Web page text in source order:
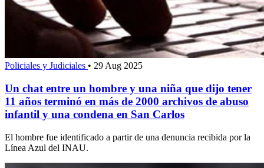
Policiales y Judiciales • 29 Aug 2025
Un chat entre un hombre y una niña que dijo tener
11 años terminó en más de 2000 archivos de abuso
infantil y una condena en San Carlos
El hombre fue identificado a partir de una denuncia recibida por la
Línea Azul del INAU.